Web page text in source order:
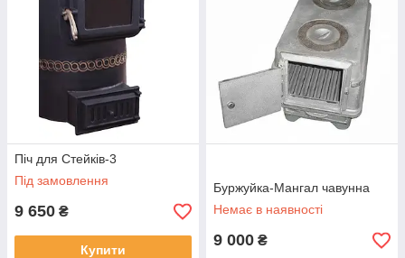
Піч для Стейків-3
Під замовлення
9 650 ₴
Купити
Буржуйка-Мангал чавунна
Немає в наявності
9 000 ₴